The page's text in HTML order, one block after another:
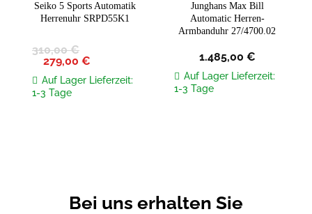
Seiko 5 Sports Automatik
Herrenuhr SRPD55K1
310,00€
Ursprünglicher
Preis
war:
310,00 €
279,00 €
ist:
279,00 €.
Auf Lager Lieferzeit:
1-3 Tage
Junghans Max Bill
Automatic Herren-
Armbanduhr 27/4700.02
1.485,00 €
Auf Lager Lieferzeit:
1-3 Tage
Bei uns erhalten Sie